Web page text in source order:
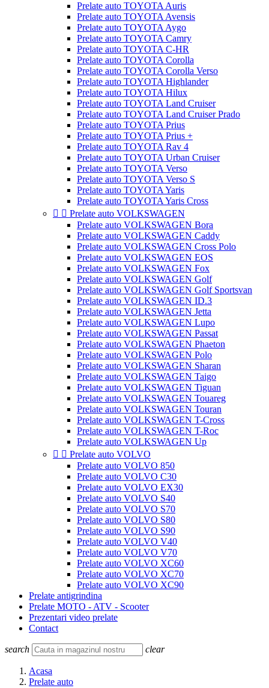
Prelate auto TOYOTA Auris
Prelate auto TOYOTA Avensis
Prelate auto TOYOTA Aygo
Prelate auto TOYOTA Camry
Prelate auto TOYOTA C-HR
Prelate auto TOYOTA Corolla
Prelate auto TOYOTA Corolla Verso
Prelate auto TOYOTA Highlander
Prelate auto TOYOTA Hilux
Prelate auto TOYOTA Land Cruiser
Prelate auto TOYOTA Land Cruiser Prado
Prelate auto TOYOTA Prius
Prelate auto TOYOTA Prius +
Prelate auto TOYOTA Rav 4
Prelate auto TOYOTA Urban Cruiser
Prelate auto TOYOTA Verso
Prelate auto TOYOTA Verso S
Prelate auto TOYOTA Yaris
Prelate auto TOYOTA Yaris Cross
  Prelate auto VOLKSWAGEN
Prelate auto VOLKSWAGEN Bora
Prelate auto VOLKSWAGEN Caddy
Prelate auto VOLKSWAGEN Cross Polo
Prelate auto VOLKSWAGEN EOS
Prelate auto VOLKSWAGEN Fox
Prelate auto VOLKSWAGEN Golf
Prelate auto VOLKSWAGEN Golf Sportsvan
Prelate auto VOLKSWAGEN ID.3
Prelate auto VOLKSWAGEN Jetta
Prelate auto VOLKSWAGEN Lupo
Prelate auto VOLKSWAGEN Passat
Prelate auto VOLKSWAGEN Phaeton
Prelate auto VOLKSWAGEN Polo
Prelate auto VOLKSWAGEN Sharan
Prelate auto VOLKSWAGEN Taigo
Prelate auto VOLKSWAGEN Tiguan
Prelate auto VOLKSWAGEN Touareg
Prelate auto VOLKSWAGEN Touran
Prelate auto VOLKSWAGEN T-Cross
Prelate auto VOLKSWAGEN T-Roc
Prelate auto VOLKSWAGEN Up
  Prelate auto VOLVO
Prelate auto VOLVO 850
Prelate auto VOLVO C30
Prelate auto VOLVO EX30
Prelate auto VOLVO S40
Prelate auto VOLVO S70
Prelate auto VOLVO S80
Prelate auto VOLVO S90
Prelate auto VOLVO V40
Prelate auto VOLVO V70
Prelate auto VOLVO XC60
Prelate auto VOLVO XC70
Prelate auto VOLVO XC90
Prelate antigrindina
Prelate MOTO - ATV - Scooter
Prezentari video prelate
Contact
search clear
Acasa
Prelate auto